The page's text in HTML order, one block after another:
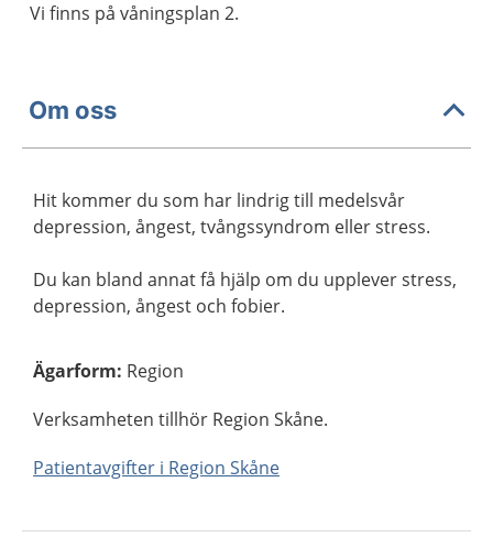
Vi finns på våningsplan 2.
Om oss
Hit kommer du som har lindrig till medelsvår
depression, ångest, tvångssyndrom eller stress.
Du kan bland annat få hjälp om du upplever stress,
depression, ångest och fobier.
Ägarform: Region
Verksamheten tillhör Region Skåne.
Patientavgifter i Region Skåne